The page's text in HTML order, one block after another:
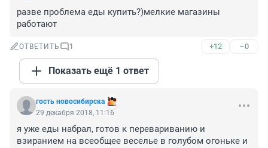
разве проблема еды купить?)мелкие магазины
работают
ОТВЕТИТЬ 1 +12 –0
Показать ещё 1 ответ
гость новосибирска
29 декабря 2018, 11:16
я уже еды набрал, готов к перевариванию и
взиранием на всеобщее веселье в голубом огоньке и